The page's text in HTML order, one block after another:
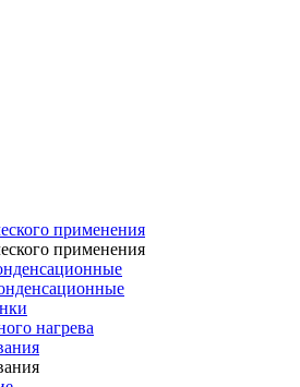
применения
применения
нагрева